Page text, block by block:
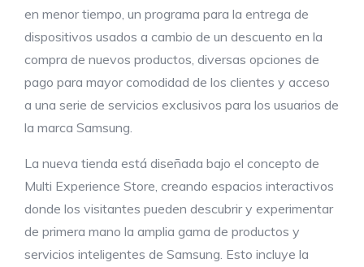
en menor tiempo, un programa para la entrega de
dispositivos usados a cambio de un descuento en la
compra de nuevos productos, diversas opciones de
pago para mayor comodidad de los clientes y acceso
a una serie de servicios exclusivos para los usuarios de
la marca Samsung.
La nueva tienda está diseñada bajo el concepto de
Multi Experience Store, creando espacios interactivos
donde los visitantes pueden descubrir y experimentar
de primera mano la amplia gama de productos y
servicios inteligentes de Samsung. Esto incluye la